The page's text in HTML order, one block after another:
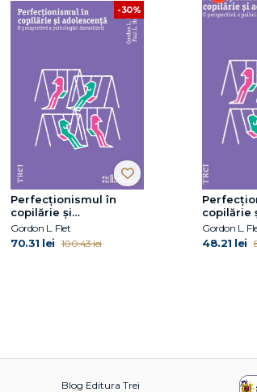
-30%
Perfecționismul în
copilărie și
adolescență
Gordon L. Flet
70.31 lei 100.43 lei
copilărie
Gordon L.
48.21 lei
Blog Editura Trei